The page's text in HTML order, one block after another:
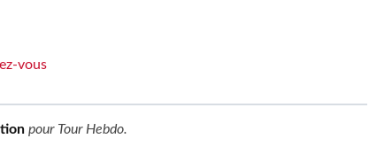
vous
pour Tour Hebdo.